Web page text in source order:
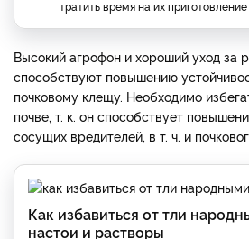
тратить время на их приготовление
Высокий агрофон и хороший уход за
способствуют повышению
почковому клещу. Необходимо
почве, т. к. он способствует
сосущих вредителей, в т. ч. и
Как избавиться от тли
настои и растворы